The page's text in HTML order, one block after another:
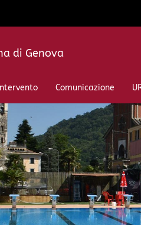
di Genova
Comunicazione